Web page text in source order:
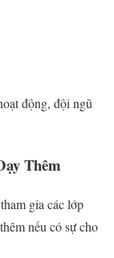
động, đội ngũ
Thêm
gia các lớp
nếu có sự cho